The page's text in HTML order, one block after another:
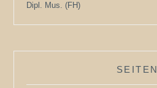
Dipl. Mus. (FH)
SEITEN